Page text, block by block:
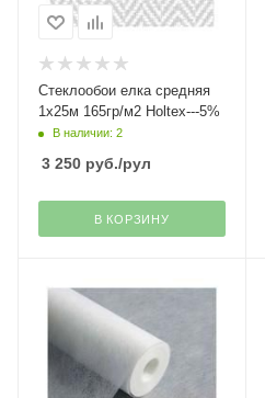
Стеклообои елка средняя
1х25м 165гр/м2 Holtex---5%
В наличии: 2
3 250 руб./рул
В КОРЗИНУ